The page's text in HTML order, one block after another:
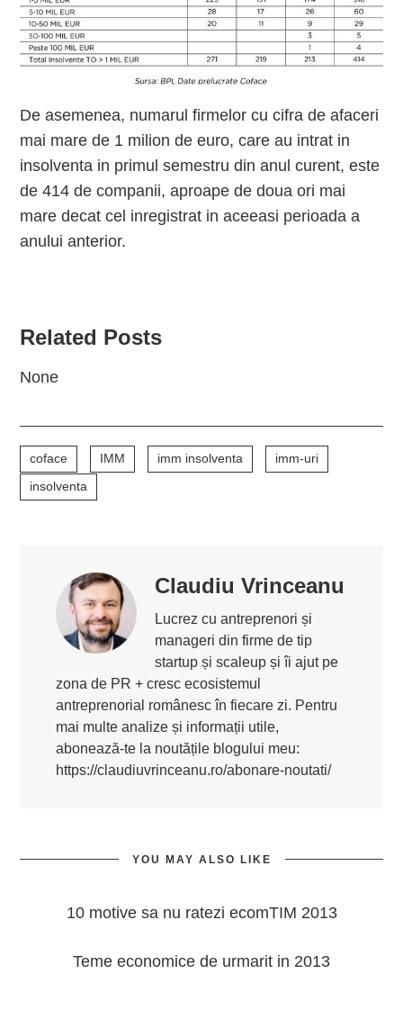
De asemenea, numarul firmelor cu cifra de afaceri
mai mare de 1 milion de euro, care au intrat in
insolventa in primul semestru din anul curent, este
de 414 de companii, aproape de doua ori mai
mare decat cel inregistrat in aceeasi perioada a
anului anterior.
Related Posts
None
coface IMM imm insolventa
imm-uri
insolventa
Claudiu Vrinceanu
Lucrez cu antreprenori și
manageri din firme de tip
startup și scaleup și îi ajut pe
zona de PR + cresc ecosistemul
antreprenorial românesc în fiecare zi. Pentru
mai multe analize și informații utile,
abonează-te la noutățile blogului meu:
https://claudiuvrinceanu.ro/abonare-noutati/
YOU MAY ALSO LIKE
10 motive sa nu ratezi ecomTIM 2013
Teme economice de urmarit in 2013